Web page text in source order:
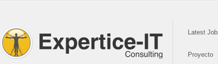
Latest
Proyecto